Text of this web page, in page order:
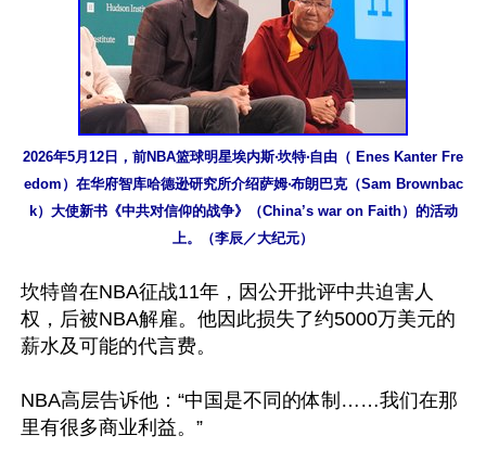
2026年5月12日，前NBA篮球明星埃内斯‧坎特‧自由（ Enes Kanter Fre
edom）在华府智库哈德逊研究所介绍萨姆‧布朗巴克（Sam Brownbac
k）大使新书《中共对信仰的战争》（China’s war on Faith）的活动
上。（李辰／大纪元）
坎特曾在NBA征战11年，因公开批评中共迫害人
权，后被NBA解雇。他因此损失了约5000万美元的
薪水及可能的代言费。
NBA高层告诉他：“中国是不同的体制……我们在那
里有很多商业利益。”